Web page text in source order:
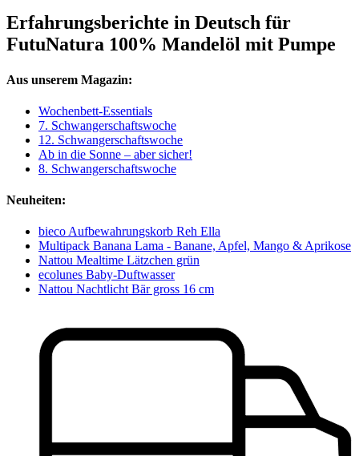
Erfahrungsberichte in Deutsch für
FutuNatura 100% Mandelöl mit Pumpe
Aus unserem Magazin:
Wochenbett-Essentials
7. Schwangerschaftswoche
12. Schwangerschaftswoche
Ab in die Sonne – aber sicher!
8. Schwangerschaftswoche
Neuheiten:
bieco Aufbewahrungskorb Reh Ella
Multipack Banana Lama - Banane, Apfel, Mango & Aprikose
Nattou Mealtime Lätzchen grün
ecolunes Baby-Duftwasser
Nattou Nachtlicht Bär gross 16 cm